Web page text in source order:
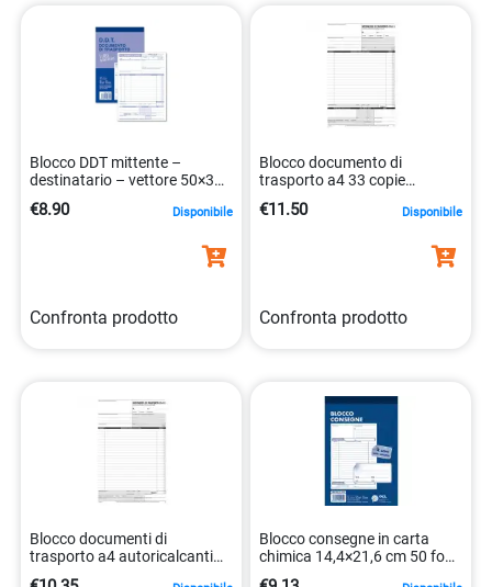
Blocco DDT mittente –
destinatario – vettore 50×3
€8.90 Disponibile
Confronta prodotto
Blocco documento di
trasporto a4 33 copie
8008842943341
€11.50 Disponibile
Confronta prodotto
Blocco documenti di
trasporto a4 autoricalcanti
Blocco consegne in carta
chimica 14,4×21,6 cm 50 fogli